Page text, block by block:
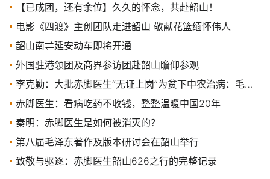
【已成团，还有余位】久久的怀念，共赴韶山！
电影《四渡》主创团队走进韶山 敬献花篮缅怀伟人
韶山南⇌延安动车即将开通
外国驻港领团及商界参访团赴韶山瞻仰参观
李克勤：大批赤脚医生“无证上岗”为贫下中农治病：毛主席为何如此胆大？老人家的依据是啥？
赤脚医生：看病吃药不收钱，整整温暖中国20年
秦明：赤脚医生是如何被消灭的？
第八届毛泽东著作及版本研讨会在韶山举行
致敬与驱逐：赤脚医生韶山626之行的完整记录